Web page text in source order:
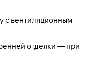
с вентиляционным
отделки — при